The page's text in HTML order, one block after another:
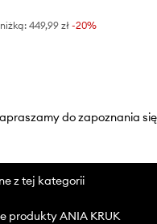
449,99 zł -20%
do zapoznania
z tej kategorii
produkty ANIA KRUK